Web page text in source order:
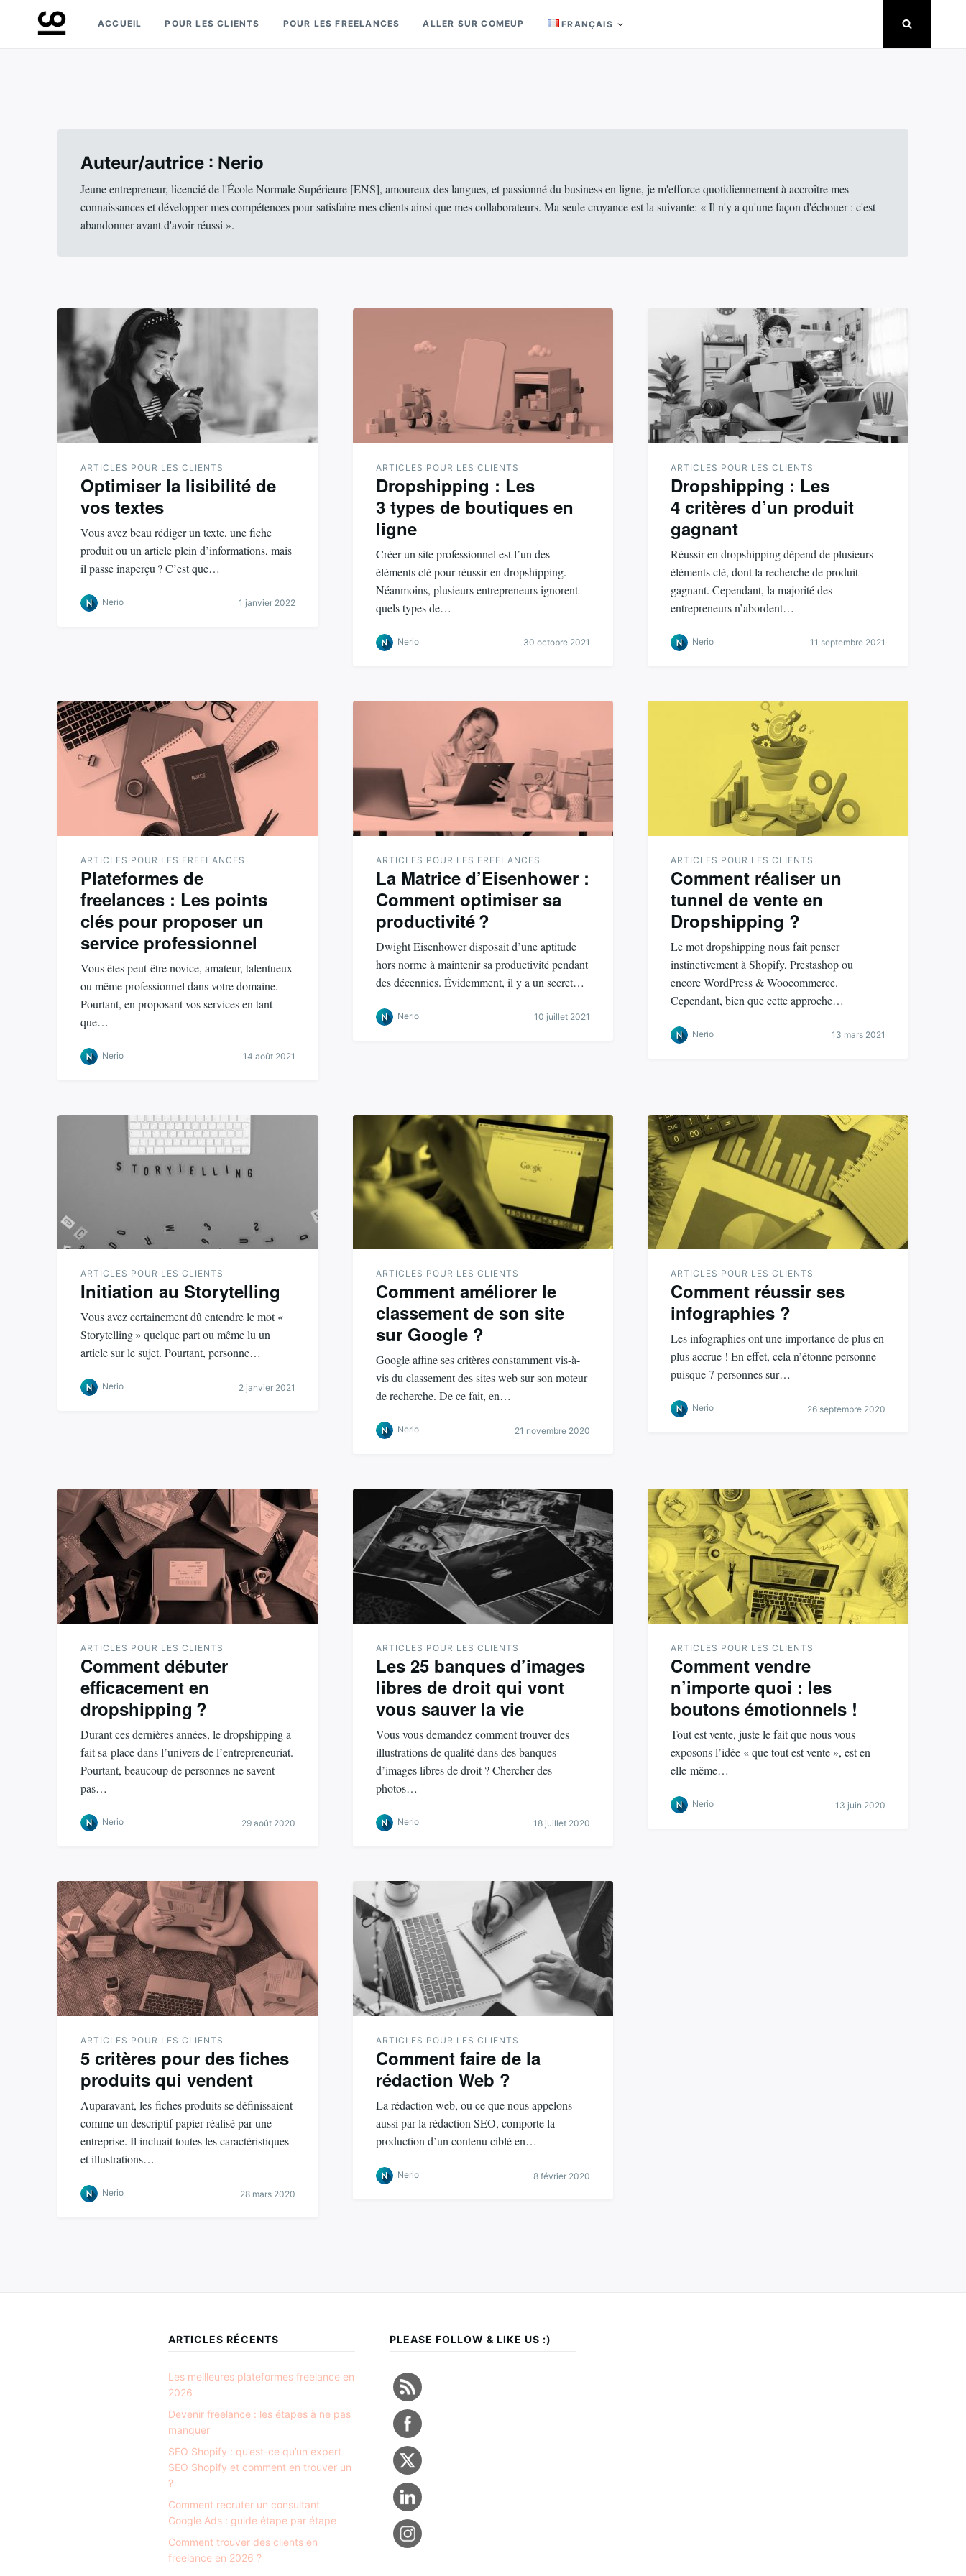
ACCUEIL POUR LES CLIENTS POUR LES FREELANCES ALLER SUR COMEUP FRANÇAIS
Auteur/autrice : Nerio
Jeune entrepreneur, licencié de l'École Normale Supérieure [ENS], amoureux des langues, et passionné du business en ligne, je m'efforce quotidiennement à accroître mes
connaissances et développer mes compétences pour satisfaire mes clients ainsi que mes collaborateurs. Ma seule croyance est la suivante: « Il n'y a qu'une façon d'échouer : c'est
abandonner avant d'avoir réussi ».
ARTICLES POUR LES CLIENTS
Optimiser la lisibilité de
vos textes
Vous avez beau rédiger un texte, une fiche
produit ou un article plein d’informations, mais
il passe inaperçu ? C’est que…
Nerio 1 janvier 2022
ARTICLES POUR LES CLIENTS
Dropshipping : Les
3 types de boutiques en
ligne
Créer un site professionnel est l’un des
éléments clé pour réussir en dropshipping.
Néanmoins, plusieurs entrepreneurs ignorent
quels types de…
Nerio 30 octobre 2021
ARTICLES POUR LES CLIENTS
Dropshipping : Les
4 critères d’un produit
gagnant
Réussir en dropshipping dépend de plusieurs
éléments clé, dont la recherche de produit
gagnant. Cependant, la majorité des
entrepreneurs n’abordent…
Nerio 11 septembre 2021
ARTICLES POUR LES FREELANCES
Plateformes de
freelances : Les points
clés pour proposer un
service professionnel
Vous êtes peut-être novice, amateur, talentueux
ou même professionnel dans votre domaine.
Pourtant, en proposant vos services en tant
que…
Nerio 14 août 2021
ARTICLES POUR LES FREELANCES
La Matrice d’Eisenhower :
Comment optimiser sa
productivité ?
Dwight Eisenhower disposait d’une aptitude
hors norme à maintenir sa productivité pendant
des décennies. Évidemment, il y a un secret…
Nerio 10 juillet 2021
ARTICLES POUR LES CLIENTS
Comment réaliser un
tunnel de vente en
Dropshipping ?
Le mot dropshipping nous fait penser
instinctivement à Shopify, Prestashop ou
encore WordPress & Woocommerce.
Cependant, bien que cette approche…
Nerio 13 mars 2021
ARTICLES POUR LES CLIENTS
Initiation au Storytelling
Vous avez certainement dû entendre le mot «
Storytelling » quelque part ou même lu un
article sur le sujet. Pourtant, personne…
Nerio 2 janvier 2021
ARTICLES POUR LES CLIENTS
Comment améliorer le
classement de son site
sur Google ?
Google affine ses critères constamment vis-à-
vis du classement des sites web sur son moteur
de recherche. De ce fait, en…
Nerio 21 novembre 2020
ARTICLES POUR LES CLIENTS
Comment réussir ses
infographies ?
Les infographies ont une importance de plus en
plus accrue ! En effet, cela n’étonne personne
puisque 7 personnes sur…
Nerio 26 septembre 2020
ARTICLES POUR LES CLIENTS
Comment débuter
efficacement en
dropshipping ?
Durant ces dernières années, le dropshipping a
fait sa place dans l’univers de l’entrepreneuriat.
Pourtant, beaucoup de personnes ne savent
pas…
Nerio 29 août 2020
ARTICLES POUR LES CLIENTS
Les 25 banques d’images
libres de droit qui vont
vous sauver la vie
Vous vous demandez comment trouver des
illustrations de qualité dans des banques
d’images libres de droit ? Chercher des
photos…
Nerio 18 juillet 2020
ARTICLES POUR LES CLIENTS
Comment vendre
n’importe quoi : les
boutons émotionnels !
Tout est vente, juste le fait que nous vous
exposons l’idée « que tout est vente », est en
elle-même…
Nerio 13 juin 2020
ARTICLES POUR LES CLIENTS
5 critères pour des fiches
produits qui vendent
Auparavant, les fiches produits se définissaient
comme un descriptif papier réalisé par une
entreprise. Il incluait toutes les caractéristiques
et illustrations…
Nerio 28 mars 2020
ARTICLES POUR LES CLIENTS
Comment faire de la
rédaction Web ?
La rédaction web, ou ce que nous appelons
aussi par la rédaction SEO, comporte la
production d’un contenu ciblé en…
Nerio 8 février 2020
ARTICLES RÉCENTS
Les meilleures plateformes freelance en
2026
Devenir freelance : les étapes à ne pas
manquer
SEO Shopify : qu’est-ce qu’un expert
SEO Shopify et comment en trouver un
?
Comment recruter un consultant
Google Ads : guide étape par étape
Comment trouver des clients en
freelance en 2026 ?
PLEASE FOLLOW & LIKE US :)